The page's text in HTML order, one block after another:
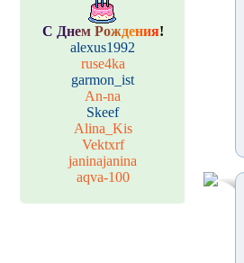
С Днем Рождения!
alexus1992
ruse4ka
garmon_ist
An-na
Skeef
Alina_Kis
Vektxrf
janinajanina
aqva-100